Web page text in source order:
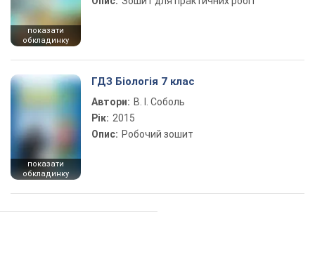
показати
обкладинку
показати
обкладинку
ГДЗ Біологія 7 клас
Автори: В. І. Соболь
Рік: 2015
Опис: Робочий зошит